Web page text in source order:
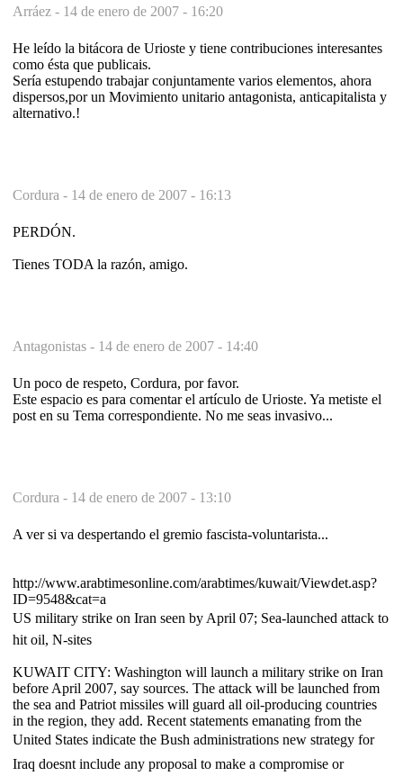
Arráez - 14 de enero de 2007 - 16:20
He leído la bitácora de Urioste y tiene contribuciones interesantes
como ésta que publicais.
Sería estupendo trabajar conjuntamente varios elementos, ahora
dispersos,por un Movimiento unitario antagonista, anticapitalista y
alternativo.!
Cordura - 14 de enero de 2007 - 16:13
PERDÓN.
Tienes TODA la razón, amigo.
Antagonistas - 14 de enero de 2007 - 14:40
Un poco de respeto, Cordura, por favor.
Este espacio es para comentar el artículo de Urioste. Ya metiste el
post en su Tema correspondiente. No me seas invasivo...
Cordura - 14 de enero de 2007 - 13:10
A ver si va despertando el gremio fascista-voluntarista...
http://www.arabtimesonline.com/arabtimes/kuwait/Viewdet.asp?
ID=9548&cat=a
US military strike on Iran seen by April 07; Sea-launched attack to
hit oil, N-sites
KUWAIT CITY: Washington will launch a military strike on Iran
before April 2007, say sources. The attack will be launched from
the sea and Patriot missiles will guard all oil-producing countries
in the region, they add. Recent statements emanating from the
United States indicate the Bush administrations new strategy for
Iraq doesnt include any proposal to make a compromise or